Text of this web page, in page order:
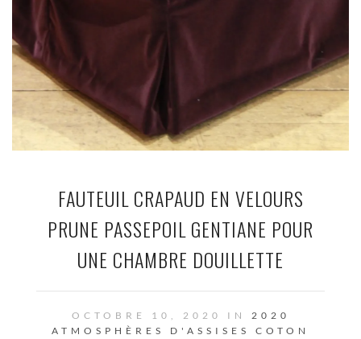
FAUTEUIL CRAPAUD EN VELOURS
PRUNE PASSEPOIL GENTIANE POUR
UNE CHAMBRE DOUILLETTE
OCTOBRE 10, 2020 IN 2020
ATMOSPHÈRES D'ASSISES
COTON